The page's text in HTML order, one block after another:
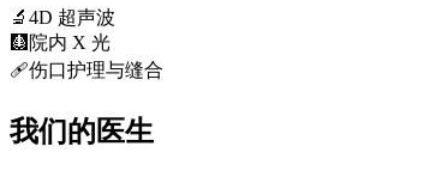
🔬 4D 超声波
🩻 院内 X 光
🩹伤口护理与缝合
我们的医生